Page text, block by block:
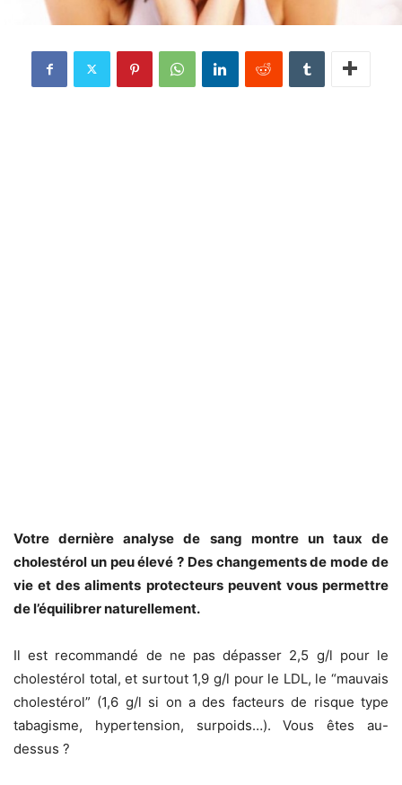
Votre dernière analyse de sang montre un taux de
cholestérol un peu élevé ? Des changements de mode de
vie et des aliments protecteurs peuvent vous permettre
de l’équilibrer naturellement.
Il est recommandé de ne pas dépasser 2,5 g/l pour le
cholestérol total, et surtout 1,9 g/l pour le LDL, le “mauvais
cholestérol” (1,6 g/l si on a des facteurs de risque type
tabagisme, hypertension, surpoids…). Vous êtes au-
dessus ?